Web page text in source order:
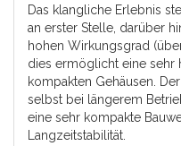
Das klangliche Erlebnis
an erster Stelle, darüber
hohen Wirkungsgrad
dies ermöglicht eine sehr
kompakten Gehäusen.
selbst bei längerem
eine sehr kompakte
Langzeitstabilität.